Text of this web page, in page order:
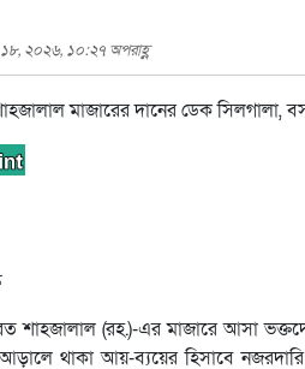
২০২৬, ১০:২৭ অপরাহ্ণ
শাহজালাল (রহ.)-এর মাজারে আসা
আড়ালে থাকা আয়-ব্যয়ের হিসাবে